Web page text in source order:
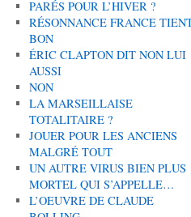
PARÉS POUR L’HIVER ?
RÉSONNANCE FRANCE
BON
ÉRIC CLAPTON DIT NON LUI
AUSSI
NON
LA MARSEILLAISE
TOTALITAIRE ?
JOUER POUR LES ANCIENS
MALGRÉ TOUT
UN AUTRE VIRUS BIEN PLUS
MORTEL QUI S’APPELLE…
L’OEUVRE DE CLAUDE